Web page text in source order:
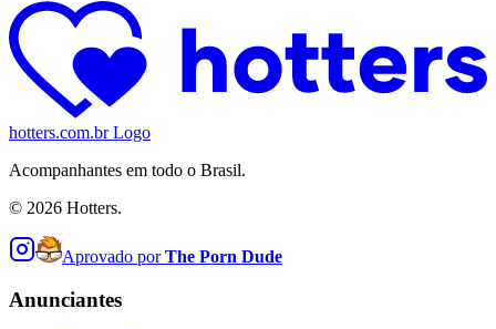
hotters.com.br Logo
Acompanhantes em todo o Brasil.
© 2026 Hotters.
Aprovado por The Porn Dude
Anunciantes